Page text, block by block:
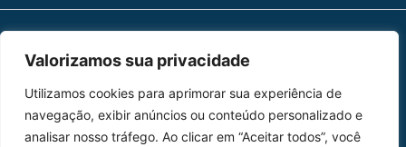
Valorizamos sua privacidade
Utilizamos cookies para aprimorar sua experiência de
navegação, exibir anúncios ou conteúdo personalizado e
analisar nosso tráfego. Ao clicar em “Aceitar todos”, você
MAPA DO SITE
Home Sobre Nós
Peças